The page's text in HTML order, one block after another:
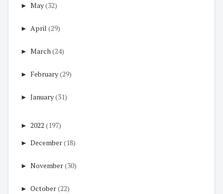
► May(32)
► April (29)
► March(24)
► February(29)
► January(31)
► 2022 (197)
► December(18)
► November(30)
► October(22)